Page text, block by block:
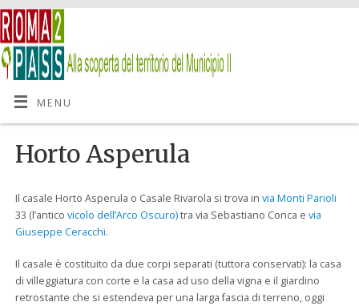
MENU
Horto Asperula
Il casale Horto Asperula o Casale Rivarola si trova in via Monti Parioli
33 (l’antico vicolo dell’Arco Oscuro)tra via Sebastiano Conca e via
Giuseppe Ceracchi.
Il casale è costituito da due corpi separati (tuttora conservati): la casa
di villeggiatura con corte e la casa ad uso della vigna e il giardino
retrostante che si estendeva per una larga fascia di terreno, oggi